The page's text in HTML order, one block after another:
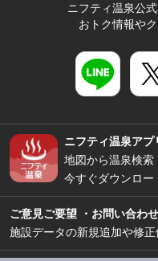
ニフティ温泉公
おトク情報や
ニフティ温泉アプ
地図から温泉検索
今すぐダウンロー
ご意見ご要望 ・お問い合わせ
施設データの新規追加や修